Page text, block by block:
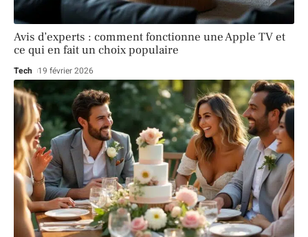
Avis d’experts : comment fonctionne une Apple TV et
ce qui en fait un choix populaire
Tech 19 février 2026